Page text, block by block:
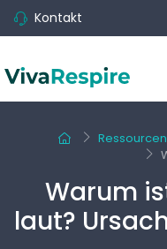
Kontakt
Ressourcen
Warum
laut?